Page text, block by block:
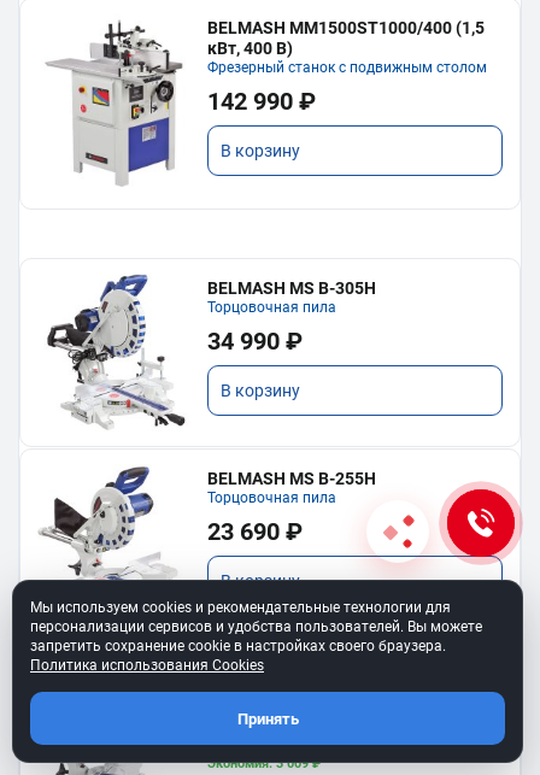
BELMASH MM1500ST1000/400 (1,5
кВт, 400 В)
Фрезерный станок с подвижным столом
142 990 ₽
В корзину
BELMASH MS B-305H
Торцовочная пила
34 990 ₽
В корзину
BELMASH MS B-255H
Торцовочная пила
23 690 ₽
В корзину
BELMASH MS B-255H COMBO
Комплект: пила MS B-255H, диск диск
27 081 ₽
Экономия: 3 009 ₽
Мы используем cookies и рекомендательные технологии для
персонализации сервисов и удобства пользователей. Вы можете
запретить сохранение cookie в настройках своего браузера.
Политика использования Cookies
Принять